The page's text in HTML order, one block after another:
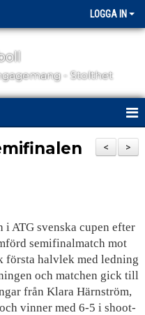
LOGGA IN
- Stolthet
>
<
i ATG svenska cupen efter
semifinalmatch mot
första halvlek med ledning
och matchen gick till
från Klara Härnström,
vinner med 6-5 i shoot-